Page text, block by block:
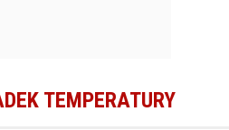
TEMPERATURY